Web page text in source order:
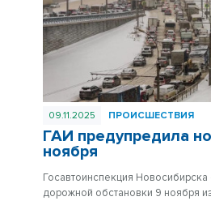
09.11.2025 ПРОИСШЕСТВИЯ
ГАИ предупредила
ноября
Госавтоинспекция
дорожной обстановки 9 ноября